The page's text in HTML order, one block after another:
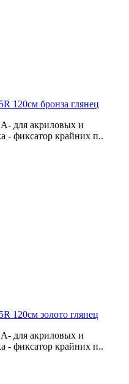
120см бронза глянец
для акриловых и
- фиксатор крайних п..
120см золото глянец
для акриловых и
- фиксатор крайних п..